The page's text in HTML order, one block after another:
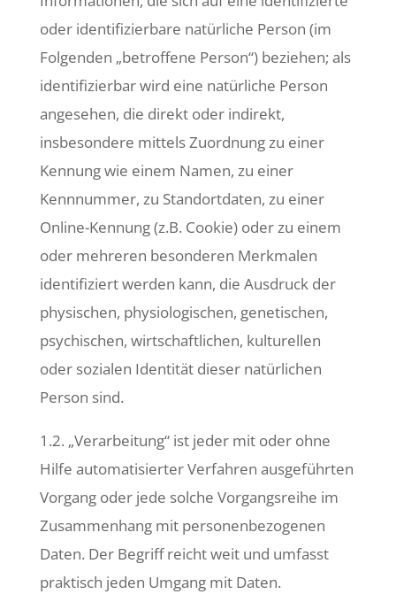
oder identifizierbare natürliche Person (im
Folgenden „betroffene Person“) beziehen; als
identifizierbar wird eine natürliche Person
angesehen, die direkt oder indirekt,
insbesondere mittels Zuordnung zu einer
Kennung wie einem Namen, zu einer
Kennnummer, zu Standortdaten, zu einer
Online-Kennung (z.B. Cookie) oder zu einem
oder mehreren besonderen Merkmalen
identifiziert werden kann, die Ausdruck der
physischen, physiologischen, genetischen,
psychischen, wirtschaftlichen, kulturellen
oder sozialen Identität dieser natürlichen
Person sind.
1.2. „Verarbeitung“ ist jeder mit oder ohne
Hilfe automatisierter Verfahren ausgeführten
Vorgang oder jede solche Vorgangsreihe im
Zusammenhang mit personenbezogenen
Daten. Der Begriff reicht weit und umfasst
praktisch jeden Umgang mit Daten.